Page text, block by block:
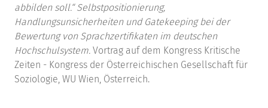
abbilden soll.“ Selbstpositionierung,
Handlungsunsicherheiten und Gatekeeping bei der
Bewertung von Sprachzertifikaten im deutschen
Hochschulsystem. Vortrag auf dem Kongress Kritische
Zeiten - Kongress der Österreichischen Gesellschaft für
Soziologie, WU Wien, Österreich.